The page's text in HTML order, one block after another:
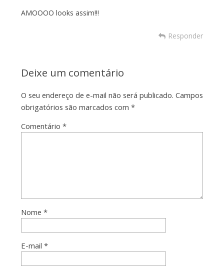
AMOOOO looks assim!!!
Responder
Deixe um comentário
O seu endereço de e-mail não será publicado. Campos
obrigatórios são marcados com *
Comentário *
Nome *
E-mail *